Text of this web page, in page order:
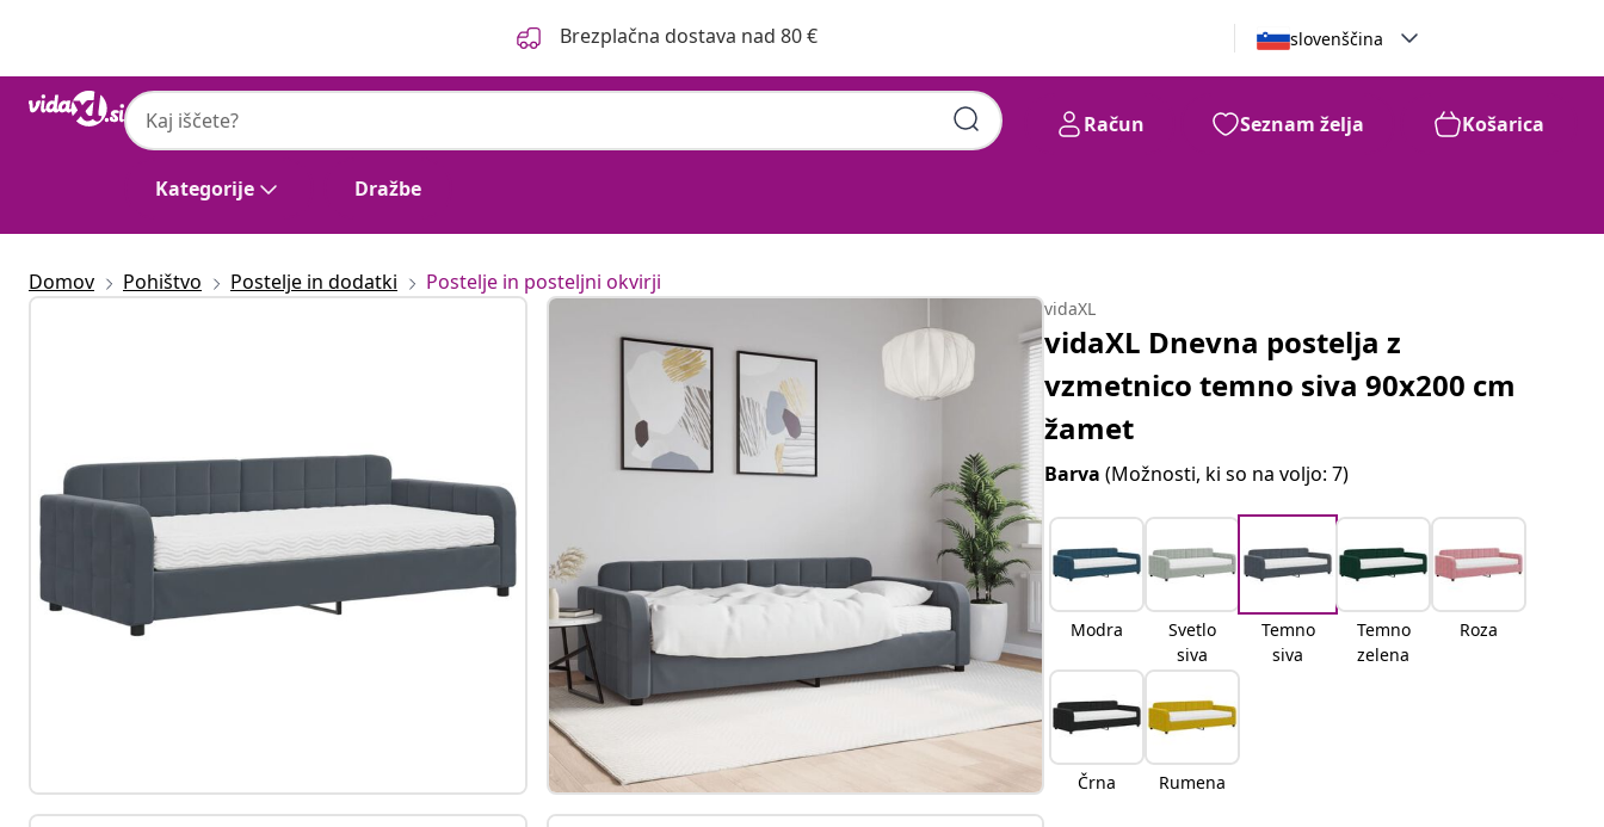
Brezplačna dostava nad 80 € slovenščina
Kategorije Dražbe
Račun Seznam želja Košarica
Domov Pohištvo Postelje in dodatki Postelje in posteljni okvirji
vidaXL
vidaXL Dnevna postelja z
vzmetnico temno siva 90x200 cm
žamet
Barva(Možnosti, ki so na voljo: 7)
Modra
Svetlo
siva
Temno
siva
Temno
zelena
Roza
Črna Rumena